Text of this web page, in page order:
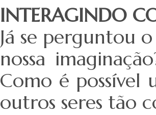
INTERAGINDO
Já se perguntou
nossa
Como é possível
outros seres tão